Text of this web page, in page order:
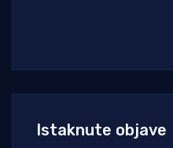
Istaknute objave